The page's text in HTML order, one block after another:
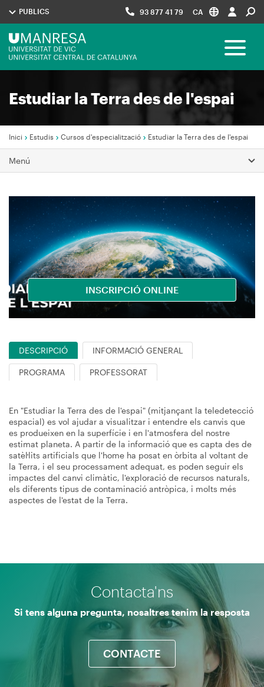
Menú
UManresa
PUBLICS 93 877 41 79 CA
Navegació
Toggle
Estudiar la Terra des de l'espai
Fil
d'Ariadna
Inici Estudis Cursos d'especialització Estudiar la Terra des de l'espai
Menú
Imagen
INSCRIPCIÓ ONLINE
DESCRIPCIÓ INFORMACIÓ GENERAL
PROGRAMA PROFESSORAT
En "Estudiar la Terra des de l'espai" (mitjançant la teledetecció
espacial) es vol ajudar a visualitzar i entendre els canvis que
es produeixen en la superfície i en l'atmosfera del nostre
estimat planeta. A partir de la informació que es capta des de
satèl·lits artificials que l'home ha posat en òrbita al voltant de
la Terra, i el seu processament adequat, es poden seguir els
impactes del canvi climàtic, l'exploració de recursos naturals,
els diferents tipus de contaminació antròpica, i molts més
aspectes de l'estat de la Terra.
Contacta'ns
Si tens alguna pregunta, nosaltres tenim la resposta
CONTACTE